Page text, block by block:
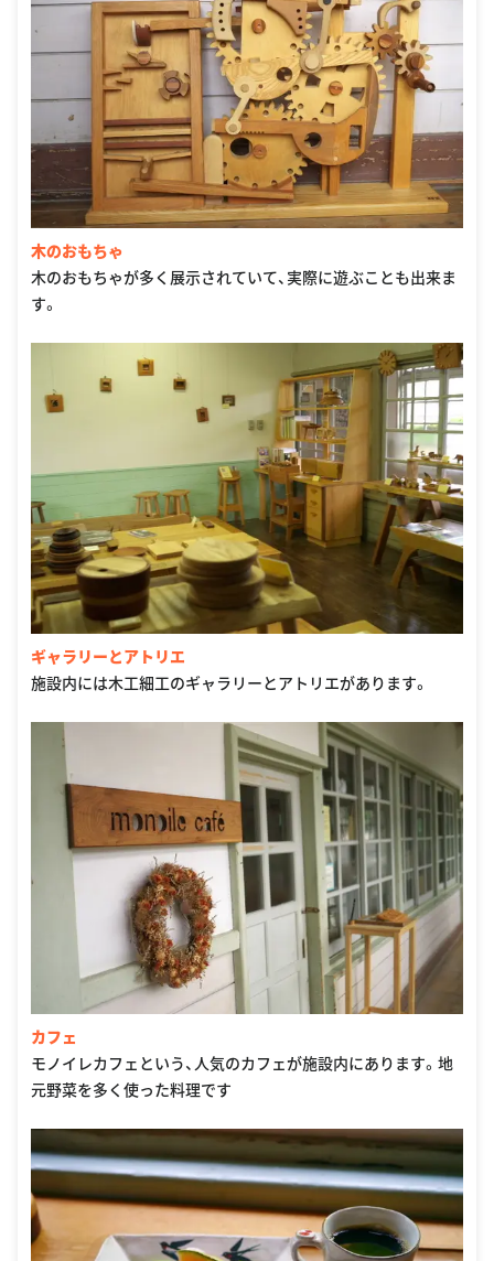
木のおもちゃ
木のおもちゃが多く展示されていて、実際に遊ぶことも出来ま
す。
ギャラリーとアトリエ
施設内には木工細工のギャラリーとアトリエがあります。
カフェ
モノイレカフェという、人気のカフェが施設内にあります。地
元野菜を多く使った料理です